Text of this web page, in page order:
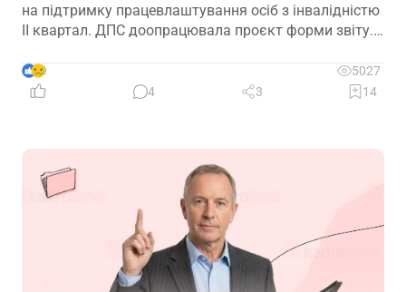
на підтримку працевлаштування осіб з інвалідністю
ІІ квартал. ДПС доопрацювала проєкт форми звіту.
далі
9
5027
4
3 14